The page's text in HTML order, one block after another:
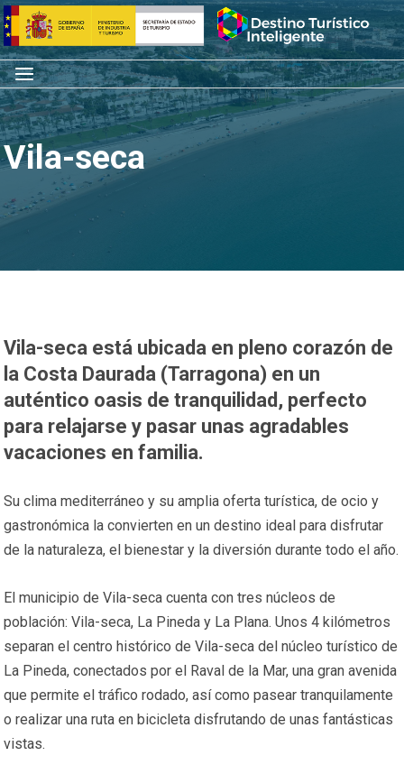
Saltar
al
contenido
Inicio
Menú
Vila-seca
Vila-seca está ubicada en pleno corazón de
la Costa Daurada (Tarragona) en un
auténtico oasis de tranquilidad, perfecto
para relajarse y pasar unas agradables
vacaciones en familia.
Su clima mediterráneo y su amplia oferta turística, de ocio y
gastronómica la convierten en un destino ideal para disfrutar
de la naturaleza, el bienestar y la diversión durante todo el año.
El municipio de Vila-seca cuenta con tres núcleos de
población: Vila-seca, La Pineda y La Plana. Unos 4 kilómetros
separan el centro histórico de Vila-seca del núcleo turístico de
La Pineda, conectados por el Raval de la Mar, una gran avenida
que permite el tráfico rodado, así como pasear tranquilamente
o realizar una ruta en bicicleta disfrutando de unas fantásticas
vistas.